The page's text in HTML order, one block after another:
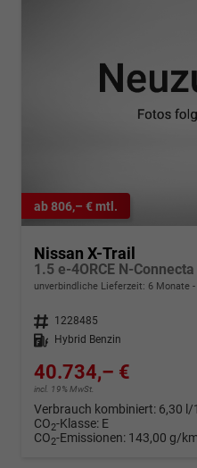
ab 806,– € mtl.
Nissan X-Trail
1.5 e-4ORCE N-Connecta
unverbindliche Lieferzeit: 6 Monate
Fahrzeugnr. 1228485
Kraftstoff
Hybrid Benzin
40.734,– €
incl. 19% MwSt.
Verbrauch kombiniert: 6,30 l/
CO2-Klasse: E
CO2-Emissionen: 143,00 g/